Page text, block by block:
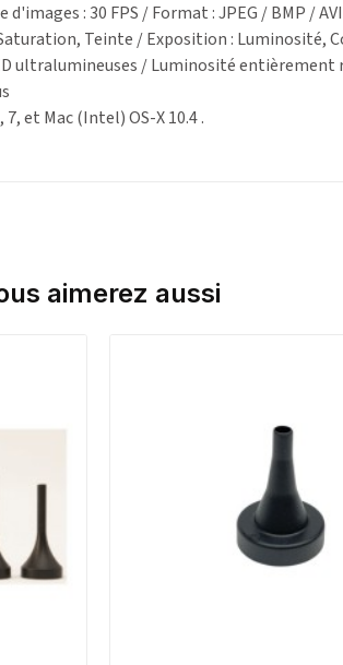
d'images : 30 FPS / Format : JPEG / BMP / AVI
Teinte / Exposition : Luminosité,
ultralumineuses / Luminosité entièrement
et Mac (Intel) OS-X 10.4 .
aimerez aussi